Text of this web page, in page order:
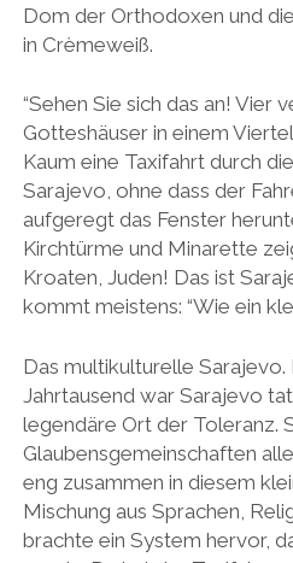
Dom der Orthodoxen und
in Crèmeweiß.
“Sehen Sie sich das an! Vier
Gotteshäuser in einem
Kaum eine Taxifahrt durch
Sarajevo, ohne dass der
aufgeregt das Fenster
Kirchtürme und Minarette
Kroaten, Juden! Das ist
kommt meistens: “Wie ein
Das multikulturelle Sarajevo.
Jahrtausend war Sarajevo
legendäre Ort der Toleranz.
Glaubensgemeinschaften
eng zusammen in diesem
Mischung aus Sprachen,
brachte ein System hervor,